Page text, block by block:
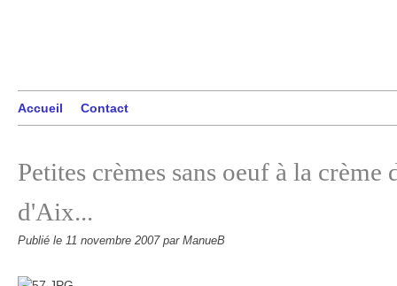
Accueil Contact
Petites crèmes sans oeuf à la crème
d'Aix...
Publié le 11 novembre 2007 par ManueB